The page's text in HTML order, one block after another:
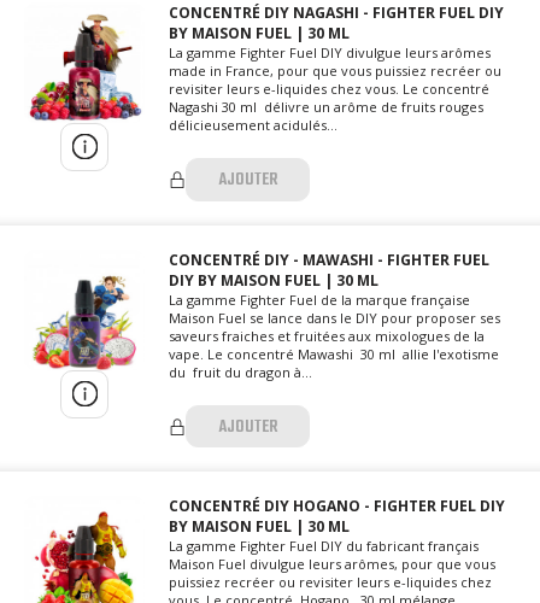
CONCENTRÉ DIY NAGASHI - FIGHTER FUEL DIY
BY MAISON FUEL | 30 ML
La gamme Fighter Fuel DIY divulgue leurs arômes
made in France, pour que vous puissiez recréer ou
revisiter leurs e-liquides chez vous. Le concentré
Nagashi 30 ml délivre un arôme de fruits rouges
délicieusement acidulés...
AJOUTER
CONCENTRÉ DIY - MAWASHI - FIGHTER FUEL
DIY BY MAISON FUEL | 30 ML
La gamme Fighter Fuel de la marque française
Maison Fuel se lance dans le DIY pour proposer ses
saveurs fraiches et fruitées aux mixologues de la
vape. Le concentré Mawashi 30 ml allie l'exotisme
du fruit du dragon à...
AJOUTER
CONCENTRÉ DIY HOGANO - FIGHTER FUEL DIY
BY MAISON FUEL | 30 ML
La gamme Fighter Fuel DIY du fabricant français
Maison Fuel divulgue leurs arômes, pour que vous
puissiez recréer ou revisiter leurs e-liquides chez